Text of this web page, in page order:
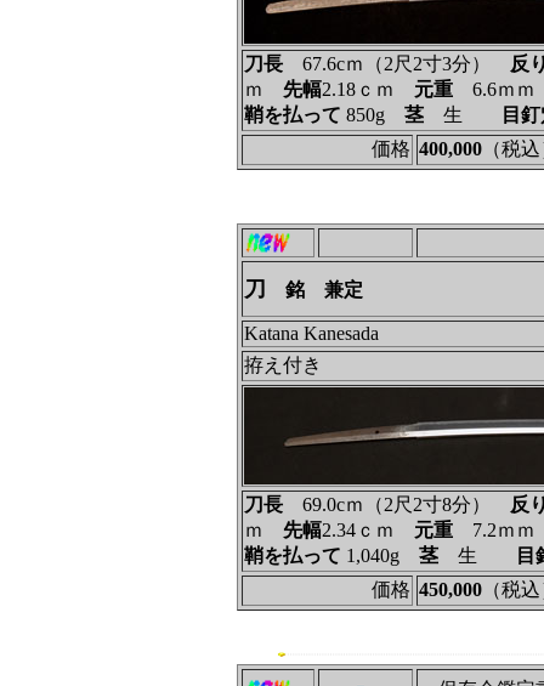
刀長67.6cｍ（2尺2寸3分）
反
ｍ 先幅2.18ｃｍ 元重6.6ｍ
鞘を払って 850g 茎生
目
価格 400,000（税込
刀 銘 兼定
Katana Kanesada
拵え付き
刀長69.0cｍ（2尺2寸8分）
反
ｍ 先幅2.34ｃｍ 元重7.2ｍ
鞘を払って 1,040g 茎生
目
価格 450,000（税込